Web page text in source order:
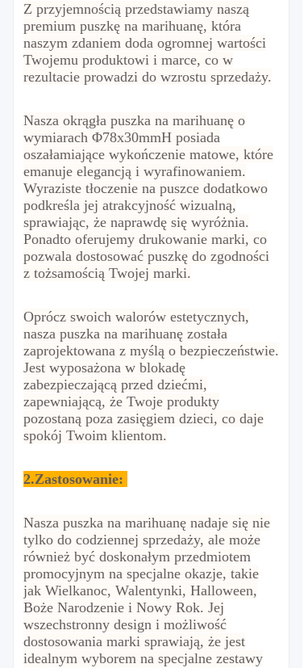
Z przyjemnością przedstawiamy naszą
premium puszkę na marihuanę, która
naszym zdaniem doda ogromnej wartości
Twojemu produktowi i marce, co w
rezultacie prowadzi do wzrostu sprzedaży.
Nasza okrągła puszka na marihuanę o
wymiarach Φ78x30mmH posiada
oszałamiające wykończenie matowe, które
emanuje elegancją i wyrafinowaniem.
Wyraziste tłoczenie na puszce dodatkowo
podkreśla jej atrakcyjność wizualną,
sprawiając, że naprawdę się wyróżnia.
Ponadto oferujemy drukowanie marki, co
pozwala dostosować puszkę do zgodności
z tożsamością Twojej marki.
Oprócz swoich walorów estetycznych,
nasza puszka na marihuanę została
zaprojektowana z myślą o bezpieczeństwie.
Jest wyposażona w blokadę
zabezpieczającą przed dziećmi,
zapewniającą, że Twoje produkty
pozostaną poza zasięgiem dzieci, co daje
spokój Twoim klientom.
2.Zastosowanie:
Nasza puszka na marihuanę nadaje się nie
tylko do codziennej sprzedaży, ale może
również być doskonałym przedmiotem
promocyjnym na specjalne okazje, takie
jak Wielkanoc, Walentynki, Halloween,
Boże Narodzenie i Nowy Rok. Jej
wszechstronny design i możliwość
dostosowania marki sprawiają, że jest
idealnym wyborem na specjalne zestawy